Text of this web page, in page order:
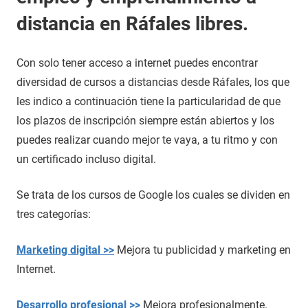
distancia en Ráfales libres.
Con solo tener acceso a internet puedes encontrar
diversidad de cursos a distancias desde Ráfales, los que
les indico a continuación tiene la particularidad de que
los plazos de inscripción siempre están abiertos y los
puedes realizar cuando mejor te vaya, a tu ritmo y con
un certificado incluso digital.
Se trata de los cursos de Google los cuales se dividen en
tres categorías:
Marketing digital >> Mejora tu publicidad y marketing en
Internet.
Desarrollo profesional >> Mejora profesionalmente.